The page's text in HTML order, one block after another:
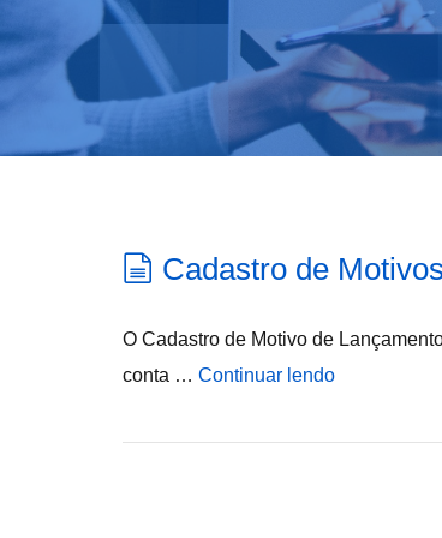
Cadastro de
O Cadastro de Motivo de
conta … Continuar lendo